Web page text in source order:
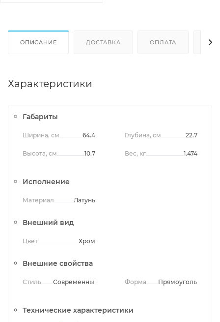
ОПИСАНИЕ ДОСТАВКА ОПЛАТА
Характеристики
Габариты
Ширина, см 64.4
Высота, см 10.7
Глубина, см 22.7
Вес, кг 1.474
Исполнение
Материал Латунь
Внешний вид
Цвет Хром
Внешние свойства
Стиль Современный Форма Прямоугольная
Технические характеристики